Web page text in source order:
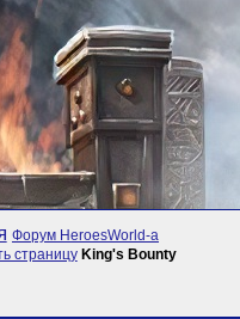
Форум HeroesWorld-а
King's Bounty